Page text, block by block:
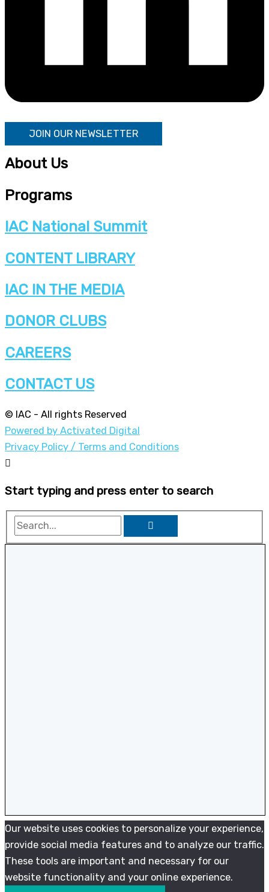
JOIN OUR NEWSLETTER
About Us
Programs
IAC National Summit
CONTENT LIBRARY
IAC IN THE MEDIA
DONOR CLUBS
CAREERS
CONTACT US
© IAC - All rights Reserved
Powered by Activated Digital
Privacy Policy / Terms and Conditions
Start typing and press enter to search
Our website uses cookies to personalize your experience,
provide social media features and to analyze our traffic.
These tools are important and necessary for our
website functionality and your online experience.